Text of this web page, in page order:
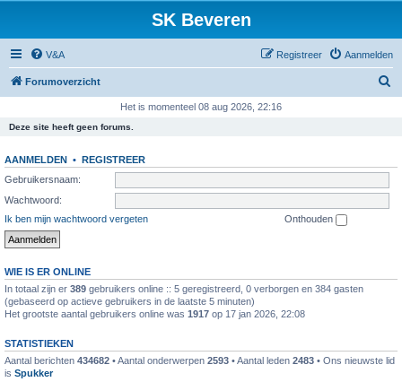
SK Beveren
V&A Aanmelden
Registreer
Forumoverzicht
Het is momenteel 08 aug 2026, 22:16
Deze site heeft geen forums.
AANMELDEN • REGISTREER
Gebruikersnaam:
Wachtwoord:
Ik ben mijn wachtwoord vergeten
Onthouden
WIE IS ER ONLINE
In totaal zijn er 389 gebruikers online :: 5 geregistreerd, 0 verborgen en 384 gasten
(gebaseerd op actieve gebruikers in de laatste 5 minuten)
Het grootste aantal gebruikers online was 1917 op 17 jan 2026, 22:08
STATISTIEKEN
Aantal berichten 434682 • Aantal onderwerpen 2593 • Aantal leden 2483 • Ons nieuwste lid
is Spukker